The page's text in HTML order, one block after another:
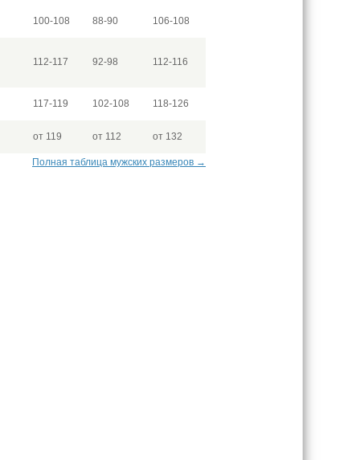
100-108 88-90 106-108
112-117 92-98 112-116
117-119 102-108 118-126
от 119 от 112 от 132
Полная таблица мужских размеров →